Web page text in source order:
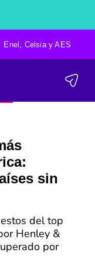
Enel, Celsia y AES
sin
del top
Henley &
por